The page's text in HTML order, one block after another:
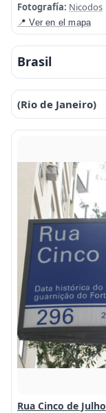
Fotografía: Nicodos
📍 Ver en el mapa
Brasil
(Rio de Janeiro)
Rua Cinco de Julho